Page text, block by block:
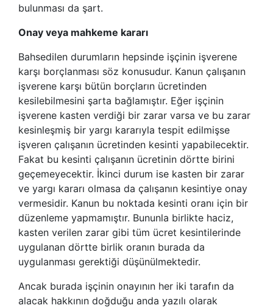
bulunması da şart.
Onay veya mahkeme kararı
Bahsedilen durumların hepsinde işçinin işverene
karşı borçlanması söz konusudur. Kanun çalışanın
işverene karşı bütün borçların ücretinden
kesilebilmesini şarta bağlamıştır. Eğer işçinin
işverene kasten verdiği bir zarar varsa ve bu zarar
kesinleşmiş bir yargı kararıyla tespit edilmişse
işveren çalışanın ücretinden kesinti yapabilecektir.
Fakat bu kesinti çalışanın ücretinin dörtte birini
geçemeyecektir. İkinci durum ise kasten bir zarar
ve yargı kararı olmasa da çalışanın kesintiye onay
vermesidir. Kanun bu noktada kesinti oranı için bir
düzenleme yapmamıştır. Bununla birlikte haciz,
kasten verilen zarar gibi tüm ücret kesintilerinde
uygulanan dörtte birlik oranın burada da
uygulanması gerektiği düşünülmektedir.
Ancak burada işçinin onayının her iki tarafın da
alacak hakkının doğduğu anda yazılı olarak